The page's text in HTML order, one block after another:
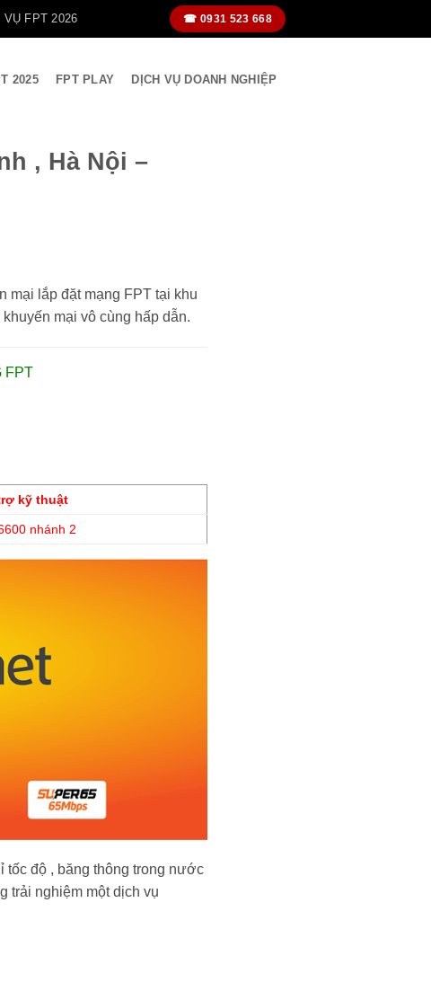
FPT 2026 ☎ 0931 523 668
2025 FPT PLAY DỊCH VỤ DOANH NGHIỆP
, Hà Nội –
mại lắp đặt mạng FPT tại khu
mại vô cùng hấp dẫn.
FPT
kỹ thuật
nhánh 2
độ , băng thông trong nước
trải nghiệm một dịch vụ